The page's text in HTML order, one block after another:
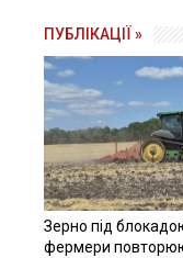
ПУБЛІКАЦІЇ »
Зерно під
фермери